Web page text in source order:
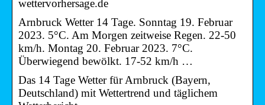
wettervorhersage.de
Arnbruck Wetter 14 Tage. Sonntag 19. Februar
2023. 5°C. Am Morgen zeitweise Regen. 22-50
km/h. Montag 20. Februar 2023. 7°C.
Überwiegend bewölkt. 17-52 km/h …
Das 14 Tage Wetter für Arnbruck (Bayern,
Deutschland) mit Wettertrend und täglichem